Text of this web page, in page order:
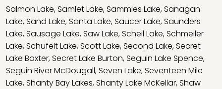
Salmon Lake,Samlet Lake,Sammies Lake,Sanagan
Lake,Sand Lake,Santa Lake,Saucer Lake,Saunders
Lake,Sausage Lake,Saw Lake,Scheil Lake,Schmeiler
Lake,Schufelt Lake,Scott Lake,Second Lake,Secret
Lake Baxter,Secret Lake Burton,Seguin Lake Spence,
Seguin River McDougall,Seven Lake,Seventeen Mile
Lake,Shanty Bay Lakes,Shanty Lake McKellar,Shaw